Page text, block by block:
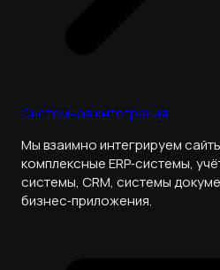
Системная интеграция
Мы взаимно интегрируем
комплексные ERP‑системы,
системы, CRM, системы
бизнес‑приложения.